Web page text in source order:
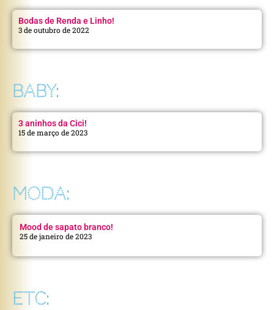
Bodas de Renda e Linho!
3 de outubro de 2022
BABY:
3 aninhos da Cici!
15 de março de 2023
MODA:
Mood de sapato branco!
25 de janeiro de 2023
ETC: